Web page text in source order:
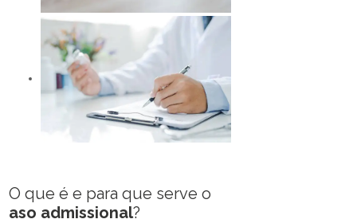
O que é e para que serve o
aso admissional?